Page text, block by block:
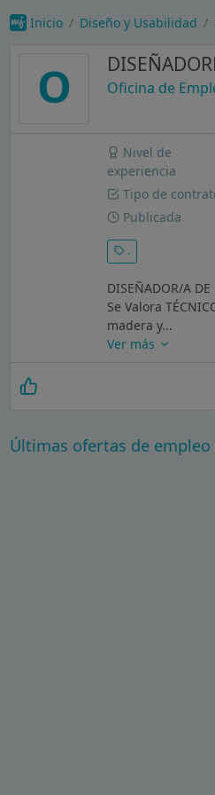
Inicio Diseño y Usabilidad
O Oficina de
Nivel de
experiencia
Tipo de
Publicada
.
DISEÑADOR/A
Se Valora
madera y...
Ver más
Últimas ofertas de